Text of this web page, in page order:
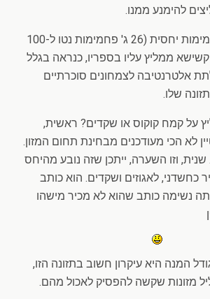
להימנע ממנו.
אז נכון, הוא דל בפחמימות יחסית (26 ג' פחמימות נטו ל-100
קשישא ממליץ עליו בספריו, כנראה בגלל
אלטרנטיבה לצמחונים סוכרתיים
שלו.
על קמח קוקוס או שקדים? ראשית,
לא הכי מעודכנים מבחינת תחום המזון.
וזו השערה, ייתכן שזה נובע מהיחס
כחשדני, לאגוזים ושקדים. הוא כותב
נשימה כותב שהוא לא מכיר מישהו
המנה היא עיקרון חשוב בתזונה הזו,
מזונות שקשה להפסיק לאכול מהם.